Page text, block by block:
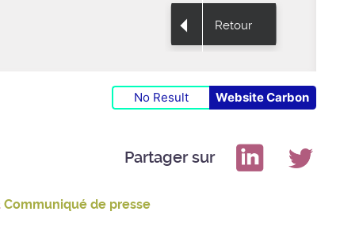
Retour
No Result Website Carbon
Partager sur
Communiqué de presse